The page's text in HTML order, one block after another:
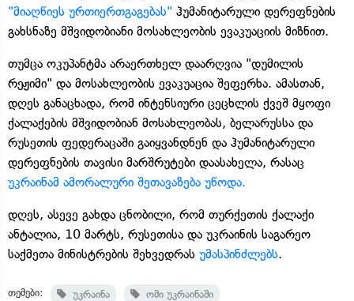
"მიაღწიეს ურთიერთგაგებას" ჰუმანიტარული დერეფნების
გახსნაზე მშვიდობიანი მოსახლეობის ევაკუაციის მიზნით.
თუმცა ოკუპანტმა არაერთხელ დაარღვია "დუმილის
რეჟიმი" და მოსახლეობის ევაკუაცია შეფერხა. ამასთან,
დღეს განაცხადა, რომ ინტენსიური ცეცხლის ქვეშ მყოფი
ქალაქების მშვიდობიან მოსახლეობას, ბელარუსსა და
რუსეთის ფედერაცაში გაიყვანდნენ და ჰუმანიტარული
დერეფნების თავისი მარშრუტები დაასახელა, რასაც
უკრაინამ ამორალური შეთავაზება უწოდა.
დღეს, ასევე გახდა ცნობილი, რომ თურქეთის ქალაქი
ანტალია, 10 მარტს, რუსეთისა და უკრაინის საგარეო
საქმეთა მინისტრების შეხვედრას უმასპინძლებს.
თემები: უკრაინა ომი უკრაინაში